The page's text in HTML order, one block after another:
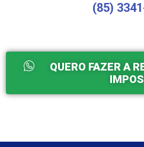
(85)
QUERO FAZER A